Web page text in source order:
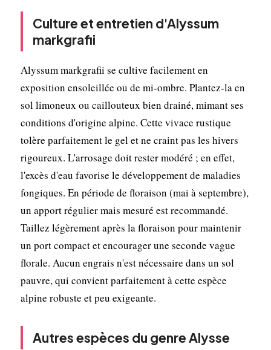
Culture et entretien d'Alyssum
markgrafii
Alyssum markgrafii se cultive facilement en
exposition ensoleillée ou de mi-ombre. Plantez-la en
sol limoneux ou caillouteux bien drainé, mimant ses
conditions d'origine alpine. Cette vivace rustique
tolère parfaitement le gel et ne craint pas les hivers
rigoureux. L'arrosage doit rester modéré ; en effet,
l'excès d'eau favorise le développement de maladies
fongiques. En période de floraison (mai à septembre),
un apport régulier mais mesuré est recommandé.
Taillez légèrement après la floraison pour maintenir
un port compact et encourager une seconde vague
florale. Aucun engrais n'est nécessaire dans un sol
pauvre, qui convient parfaitement à cette espèce
alpine robuste et peu exigeante.
Autres espèces du genre Alysse